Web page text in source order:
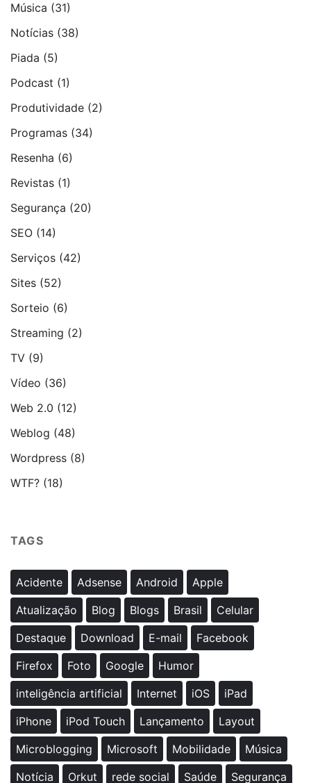
Música (31)
Notí­cias (38)
Piada (5)
Podcast (1)
Produtividade (2)
Programas (34)
Resenha (6)
Revistas (1)
Segurança (20)
SEO (14)
Serviços (42)
Sites (52)
Sorteio (6)
Streaming (2)
TV (9)
Vídeo (36)
Web 2.0 (12)
Weblog (48)
Wordpress (8)
WTF? (18)
TAGS
Acidente Adsense Android
Apple
Atualização
Blog Blogs Brasil
Celular
Destaque
Download E-mail
Facebook
Firefox
Foto Google
Humor
inteligência artificial
Internet iOS
iPad
iPhone
iPod Touch Lançamento
Layout
Microblogging
Microsoft Mobilidade
Música
Notícia
Orkut rede social Saúde
Segurança